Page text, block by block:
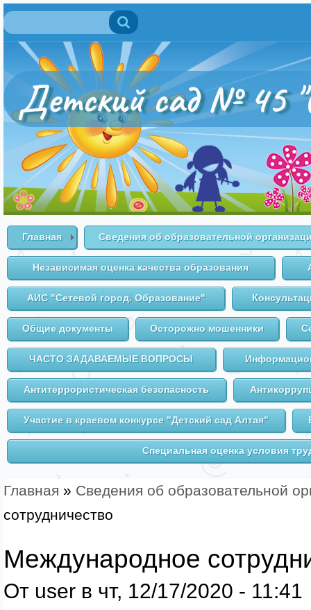
Форма поиска
Поиск
Детский сад № 45
Главная Сведения об образовательной
Независимая оценка качества образования
АИС "Сетевой город. Образование"
Общие документы Осторожно мошенники
ЧАСТО ЗАДАВАЕМЫЕ ВОПРОСЫ
Антитеррористическая безопасность
Участие в краевом конкурсе "Детский сад Алтая"
Специальная оценка условия
Вы здесь
Главная » Сведения об образовательной
сотрудничество
Международное
От user в чт, 12/17/2020 - 11:41